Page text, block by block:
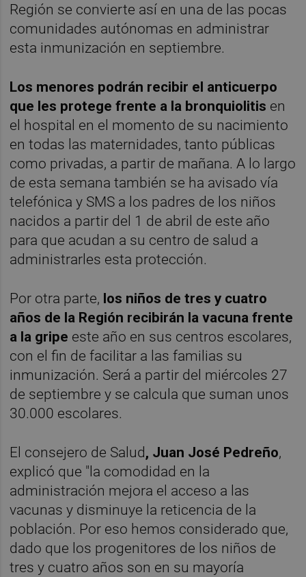
Región se convierte así en una de las pocas
comunidades autónomas en administrar
esta inmunización en septiembre.
Los menores podrán recibir el anticuerpo
que les protege frente a la bronquiolitis en
el hospital en el momento de su nacimiento
en todas las maternidades, tanto públicas
como privadas, a partir de mañana. A lo largo
de esta semana también se ha avisado vía
telefónica y SMS a los padres de los niños
nacidos a partir del 1 de abril de este año
para que acudan a su centro de salud a
administrarles esta protección.
Por otra parte, los niños de tres y cuatro
años de la Región recibirán la vacuna frente
a la gripe este año en sus centros escolares,
con el fin de facilitar a las familias su
inmunización. Será a partir del miércoles 27
de septiembre y se calcula que suman unos
30.000 escolares.
El consejero de Salud, Juan José Pedreño,
explicó que "la comodidad en la
administración mejora el acceso a las
vacunas y disminuye la reticencia de la
población. Por eso hemos considerado que,
dado que los progenitores de los niños de
tres y cuatro años son en su mayoría